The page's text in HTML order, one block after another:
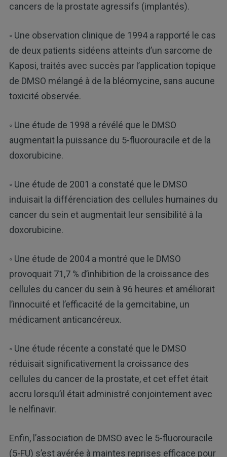
cancers de la prostate agressifs (implantés).
◦ Une observation clinique de 1994 a rapporté le cas
de deux patients sidéens atteints d’un sarcome de
Kaposi, traités avec succès par l’application topique
de DMSO mélangé à de la bléomycine, sans aucune
toxicité observée.
◦ Une étude de 1998 a révélé que le DMSO
augmentait la puissance du 5-fluorouracile et de la
doxorubicine.
◦ Une étude de 2001 a constaté que le DMSO
induisait la différenciation des cellules humaines du
cancer du sein et augmentait leur sensibilité à la
doxorubicine.
◦ Une étude de 2004 a montré que le DMSO
provoquait 71,7 % d’inhibition de la croissance des
cellules du cancer du sein à 96 heures et améliorait
l’innocuité et l’efficacité de la gemcitabine, un
médicament anticancéreux.
◦ Une étude récente a constaté que le DMSO
réduisait significativement la croissance des
cellules du cancer de la prostate, et cet effet était
accru lorsqu’il était administré conjointement avec
le nelfinavir.
Enfin, l’association de DMSO avec le 5-fluorouracile
(5-FU) s’est avérée à maintes reprises efficace pour